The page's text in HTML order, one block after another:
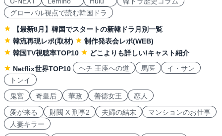
グローバル視点で読む韓国ドラ
【最新8月】韓国でスタートの新韓ドラ月別一覧
韓流再現レポ(取材)
制作発表会レポ(WEB)
韓国TV視聴率TOP10
どこよりも詳しい!キャスト紹介
Netflix世界TOP10
ヘチ 王座への道 馬医
イ・サン
トンイ
鬼宮
奇皇后 華政 善徳女王 恋人
愛が来る 財閥 X 刑事2 夫婦の結末
マンションのお仕事
人妻キラー